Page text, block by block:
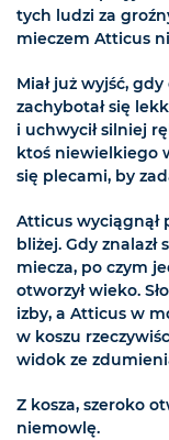
tych ludzi za
mieczem Atticus
Miał już wyjść,
zachybotał się
i uchwycił silniej
ktoś niewielkiego
się plecami, by
Atticus wyciągnął
bliżej. Gdy znalazł
miecza, po czym
otworzył wieko.
izby, a Atticus w
w koszu
widok ze
Z kosza, szeroko
niemowlę.